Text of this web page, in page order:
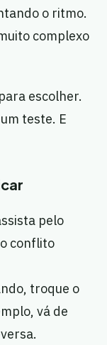
o ritmo.
complexo
escolher.
teste. E
pelo
conflito
troque o
vá de